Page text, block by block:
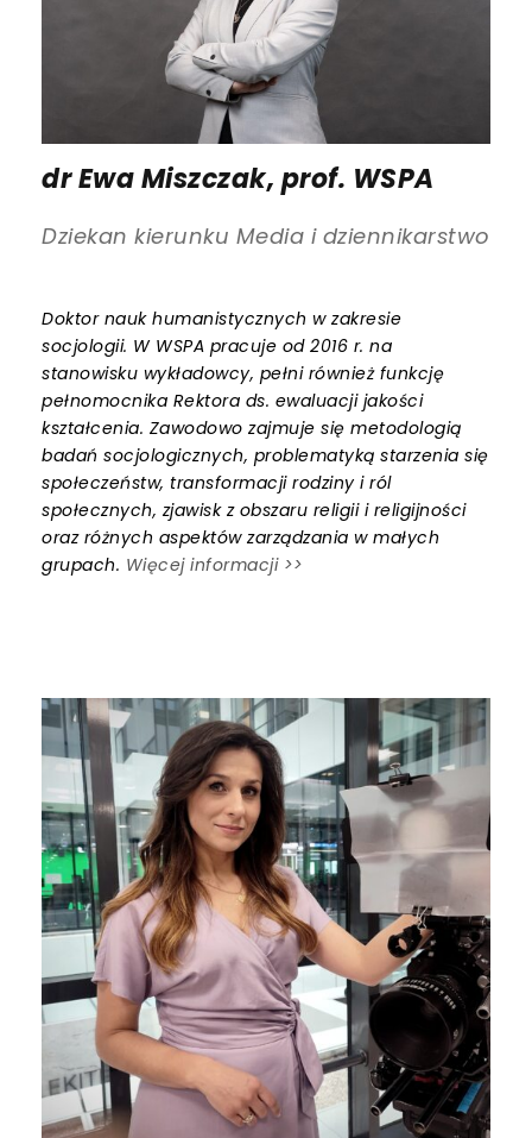
dr Ewa Miszczak, prof. WSPA
Dziekan kierunku Media i dziennikarstwo
Doktor nauk humanistycznych w zakresie
socjologii. W WSPA pracuje od 2016 r. na
stanowisku wykładowcy, pełni również funkcję
pełnomocnika Rektora ds. ewaluacji jakości
kształcenia. Zawodowo zajmuje się metodologią
badań socjologicznych, problematyką starzenia się
społeczeństw, transformacji rodziny i ról
społecznych, zjawisk z obszaru religii i religijności
oraz różnych aspektów zarządzania w małych
grupach. Więcej informacji >>